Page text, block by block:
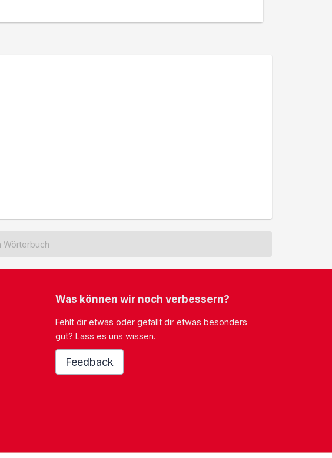
Wörterbuch
Was können wir noch verbessern?
Fehlt dir etwas oder gefällt dir etwas besonders
gut? Lass es uns wissen.
Feedback